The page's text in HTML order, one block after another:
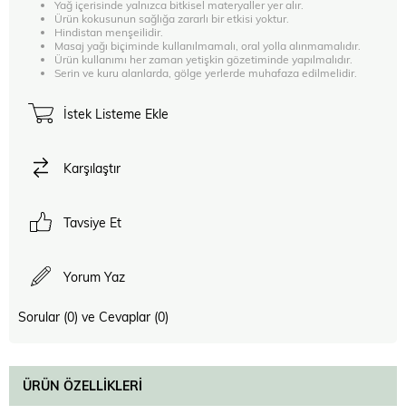
Yağ içerisinde yalnızca bitkisel materyaller yer alır.
Ürün kokusunun sağlığa zararlı bir etkisi yoktur.
Hindistan menşeilidir.
Masaj yağı biçiminde kullanılmamalı, oral yolla alınmamalıdır.
Ürün kullanımı her zaman yetişkin gözetiminde yapılmalıdır.
Serin ve kuru alanlarda, gölge yerlerde muhafaza edilmelidir.
İstek Listeme Ekle
Karşılaştır
Tavsiye Et
Yorum Yaz
Sorular (0) ve Cevaplar (0)
ÜRÜN ÖZELLIKLERI